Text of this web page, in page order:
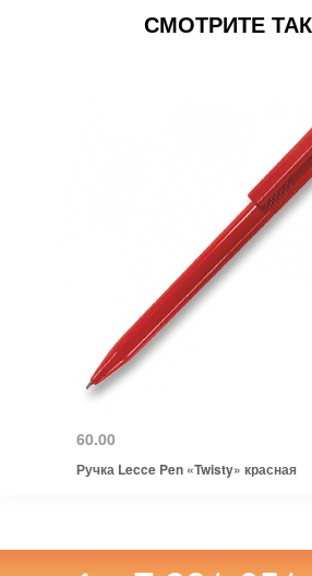
СМОТРИТЕ
60.00
Ручка Lecce Pen «Twisty» красная